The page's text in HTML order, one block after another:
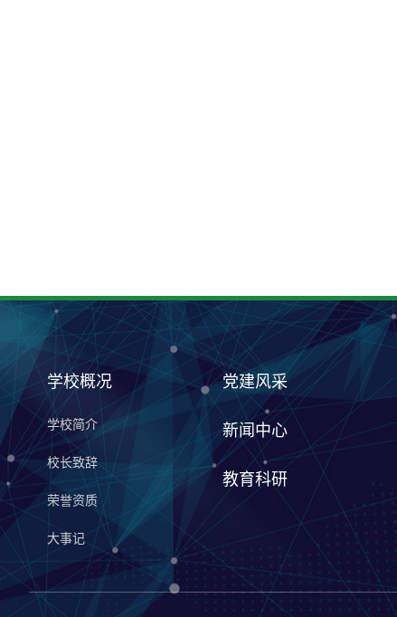
学校概况
学校简介
校长致辞
荣誉资质
大事记
党建风采
新闻中心
教育科研